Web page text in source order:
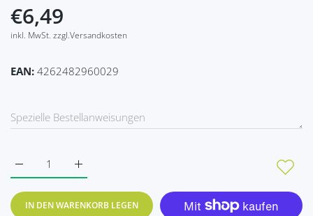
€6,49
inkl. MwSt. zzgl.Versandkosten
EAN: 4262482960029
IN DEN WARENKORB LEGEN